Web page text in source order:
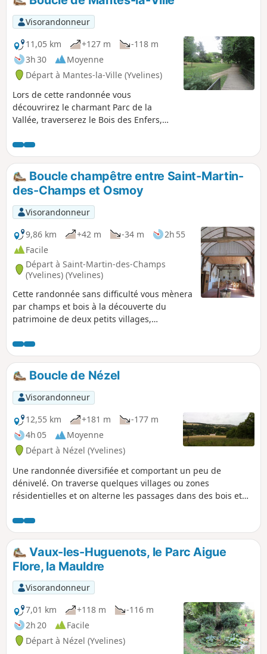
Visorandonneur
11,05 km
+127 m
-118 m
3h 30
Moyenne
Départ à Mantes-la-Ville (Yvelines)
Lors de cette randonnée vous
découvrirez le charmant Parc de la
Vallée, traverserez le Bois des Enfers,
cheminerez une bonne partie de la
balade le long de la rivière la
Vaucouleurs.
Boucle champêtre entre Saint-Martin-
des-Champs et Osmoy
Visorandonneur
9,86 km
+42 m -34 m
2h 55
Facile
Départ à Saint-Martin-des-Champs
(Yvelines) (Yvelines)
Cette randonnée sans difficulté vous mènera
par champs et bois à la découverte du
patrimoine de deux petits villages,
grange. Tout cela dans le calme et la
tranquillité!
Boucle de Nézel
Visorandonneur
12,55 km
+181 m
-177 m
4h 05
Moyenne
Départ à Nézel (Yvelines)
Une randonnée diversifiée et comportant un peu de
dénivelé. On traverse quelques villages ou zones
résidentielles et on alterne les passages dans des bois et
Vaux-les-Huguenots, le Parc Aigue
Flore, la Mauldre
Visorandonneur
7,01 km
+118 m
-116 m
2h 20
Facile
Départ à Nézel (Yvelines)